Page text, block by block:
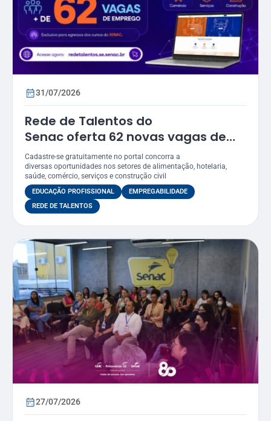
31/07/2026
Rede de Talentos do
Senac oferta 62 novas vagas de
emprego em Sergipe
Cadastre-se gratuitamente no portal concorra a
diversas oportunidades nos setores de alimentação, hotelaria,
saúde, comércio, serviços e construção civil
EDUCAÇÃO PROFISSIONAL
EMPREGABILIDADE
REDE DE TALENTOS
27/07/2026